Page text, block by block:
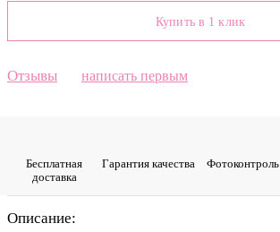
Купить в 1 клик
Отзывы написать первым
Бесплатная
доставка
Гарантия качества Фото­контроль
Описание: